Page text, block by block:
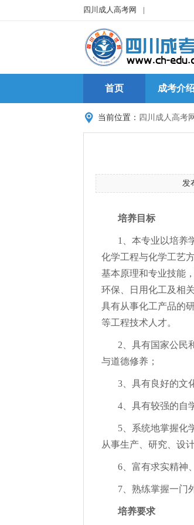
四川成人高考网 |
首页 成考介
当前位置： 四川成人高考网
发
培养目标
1、本专业以培养
化学工程与化学工艺
基本原理和专业技能
环保、日用化工及相
具有从事化工产品的
等工程技术人才。
2、具有国家公民
与道德修养；
3、具有良好的文
4、具有较强的自
5、系统地掌握化
从事生产、研究、设
6、富有求实精神
7、熟练掌握一门
培养要求